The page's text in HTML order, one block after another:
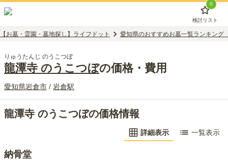
0
検討リスト
【お墓・霊園・墓地探し】ライフドット 愛知県のおすすめお墓一覧ランキング
りゅうたんじ のうこつぼ
龍潭寺 のうこつぼの価格・費用
愛知県岩倉市 / 岩倉駅
龍潭寺 のうこつぼの価格情報
詳細表示 一覧表示
納骨堂